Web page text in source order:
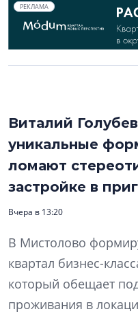
РЕКЛАМА
Виталий
уникальные
ломают
застройке в
Вчера в 13:20
В Мистолово
квартал бизнес-
который обещает
проживания в